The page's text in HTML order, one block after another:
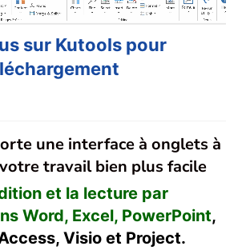
sur Kutools pour
une interface à onglets à
travail bien plus facile
et la lecture par
Word, Excel, PowerPoint,
Visio et Project.